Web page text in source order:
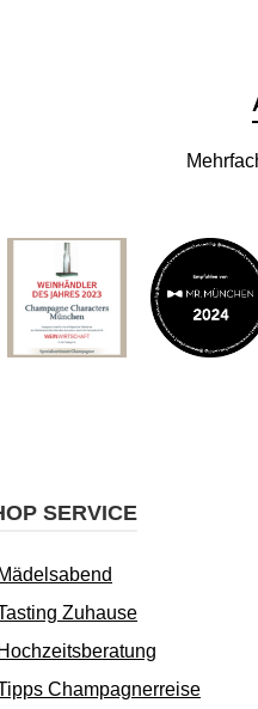
SERVICE
Mädelsabend
Zuhause
Hochzeitsberatung
Champagnerreise